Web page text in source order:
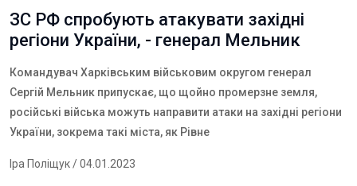
ЗС РФ спробують атакувати західні
регіони України, - генерал Мельник
Командувач Харківським військовим округом генерал
Сергій Мельник припускає, що щойно промерзне земля,
російські війська можуть направити атаки на західні регіони
України, зокрема такі міста, як Рівне
Іра Поліщук/ 04.01.2023